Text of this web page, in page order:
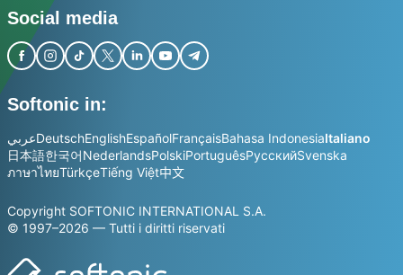
Social media
Softonic in:
عربيDeutschEnglishEspañolFrançaisBahasa IndonesiaItaliano
日本語한국어NederlandsPolskiPortuguêsРусскийSvenska
ภาษาไทยTürkçeTiếng Việt中文
Copyright SOFTONIC INTERNATIONAL S.A.
© 1997–2026 — Tutti i diritti riservati